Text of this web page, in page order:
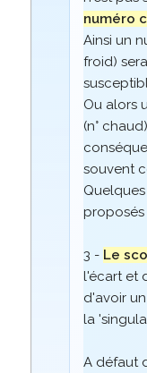
numéro
Ainsi un
froid)
Ou alors
(n°
souvent
proposés
3 - Le
l'écart et
d'avoir
la
A défaut